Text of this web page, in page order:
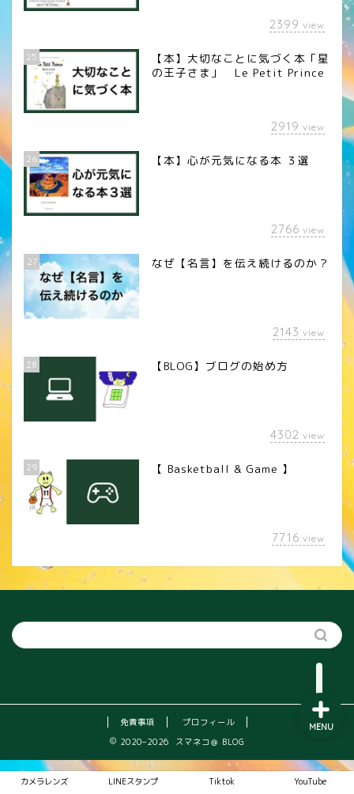
2399 view
25
【本】大切なことに気づく本「星
の王子さま」 Le Petit Prince
2919 view
26 【本】心が元気になる本 ３選
2766 view
27 なぜ【名言】を伝え続けるのか？
2143 view
28 【BLOG】ブログの始め方
4302 view
29 【 Basketball & Game 】
7716 view
免責事項
プロフィール
2020–2026 スマネコ＠ BLOG
カメラレンズ LINEスタンプ Tiktok YouTube
MENU
カメラレンズ
YouTube